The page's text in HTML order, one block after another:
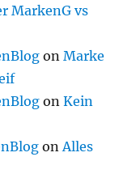
MarkenG vs
onMarke
onKein
onAlles